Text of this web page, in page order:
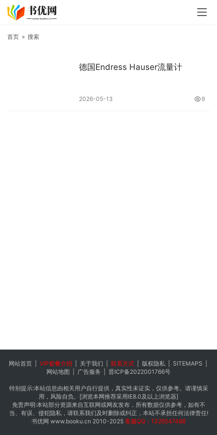
首页 » 搜索
德国Endress Hauser流量计
2026-05-13 9
网站首页| VIP套餐介绍 关于我们 联系方式| 版权隐私| SITEMAPS
网站地图
广告服务 晋ICP备2022001766号
特别提示:本站信息由相关用户自行提供，真实性未证实，仅供参考。请谨慎采
用，风险自负。[浏览本网推荐采用IE8.0及以上浏览器]
免责声明:本站部分资源来自互联网或网友发布，所有数据仅供参考，如有不
当、有误、侵犯隐私，请联系我们及时删除或纠正，本站不承担任何法律责任!
书优网 www.booku.cn 2010-2025 客服QQ：1326547488